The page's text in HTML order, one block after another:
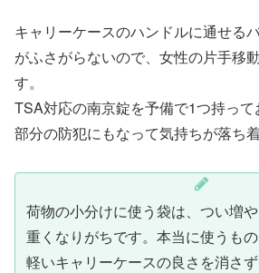
キャリーケースのハンドルに通せる
がふさがらないので、女性の片手移
す。
TSA対応の南京錠を予備で1つ持っ
部分の防犯にもなって気持ちが落ち着
荷物の小分けに使う袋は、つい増
重くなりがちです。本当に使うもの
軽いキャリーケースの良さを消さず